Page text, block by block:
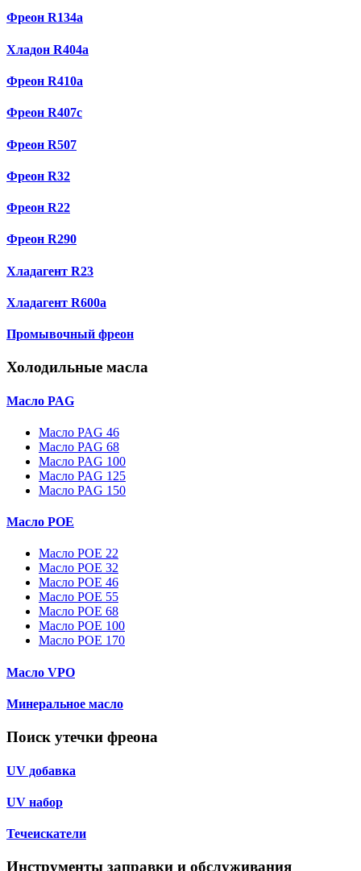
Фреон R134a
Хладон R404a
Фреон R410a
Фреон R407с
Фреон R507
Фреон R32
Фреон R22
Фреон R290
Хладагент R23
Хладагент R600a
Промывочный фреон
Холодильные масла
Масло PAG
Масло PAG 46
Масло PAG 68
Масло PAG 100
Масло PAG 125
Масло PAG 150
Масло POE
Масло POE 22
Масло POE 32
Масло POE 46
Масло POE 55
Масло POE 68
Масло POE 100
Масло POE 170
Масло VPO
Минеральное масло
Поиск утечки фреона
UV добавка
UV набор
Течеискатели
Инструменты заправки и обслуживания